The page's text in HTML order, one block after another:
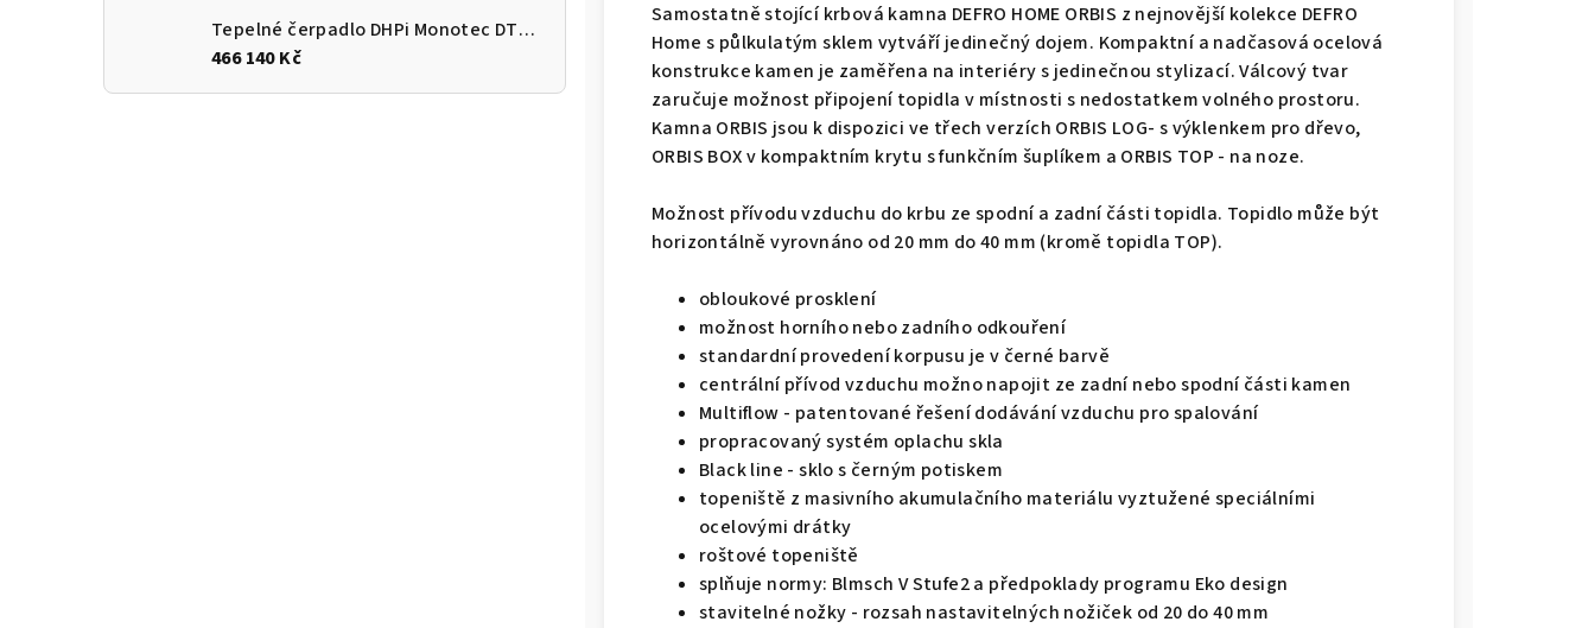
Tepelné čerpadlo DHPi Monotec DTi 200 12kW
466 140 Kč
Samostatně stojící krbová kamna DEFRO HOME ORBIS z nejnovější kolekce DEFRO
Home s půlkulatým sklem vytváří jedinečný dojem. Kompaktní a nadčasová ocelová
konstrukce kamen je zaměřena na interiéry s jedinečnou stylizací. Válcový tvar
zaručuje možnost připojení topidla v místnosti s nedostatkem volného prostoru.
Kamna ORBIS jsou k dispozici ve třech verzích ORBIS LOG- s výklenkem pro dřevo,
ORBIS BOX v kompaktním krytu s funkčním šuplíkem a ORBIS TOP - na noze.
Možnost přívodu vzduchu do krbu ze spodní a zadní části topidla. Topidlo může být
horizontálně vyrovnáno od 20 mm do 40 mm (kromě topidla TOP).
obloukové prosklení
možnost horního nebo zadního odkouření
standardní provedení korpusu je v černé barvě
centrální přívod vzduchu možno napojit ze zadní nebo spodní části kamen
Multiflow - patentované řešení dodávání vzduchu pro spalování
propracovaný systém oplachu skla
Black line - sklo s černým potiskem
topeniště z masivního akumulačního materiálu vyztužené speciálními
ocelovými drátky
roštové topeniště
splňuje normy: Blmsch V Stufe2 a předpoklady programu Eko design
stavitelné nožky - rozsah nastavitelných nožiček od 20 do 40 mm